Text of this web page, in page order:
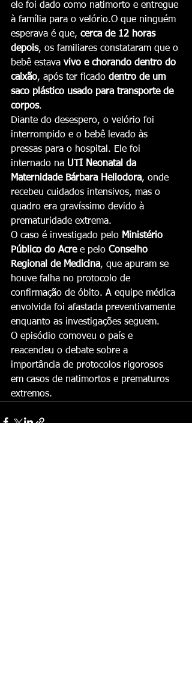
ele foi dado como natimorto e entregue
à família para o velório.O que ninguém
esperava é que, cerca de 12 horas
depois, os familiares constataram que o
bebê estava vivo e chorando dentro do
caixão, após ter ficado dentro de um
saco plástico usado para transporte de
corpos.
Diante do desespero, o velório foi
interrompido e o bebê levado às
pressas para o hospital. Ele foi
internado na UTI Neonatal da
Maternidade Bárbara Heliodora, onde
recebeu cuidados intensivos, mas o
quadro era gravíssimo devido à
prematuridade extrema.
O caso é investigado pelo Ministério
Público do Acre e pelo Conselho
Regional de Medicina, que apuram se
houve falha no protocolo de
confirmação de óbito. A equipe médica
envolvida foi afastada preventivamente
enquanto as investigações seguem.
O episódio comoveu o país e
reacendeu o debate sobre a
importância de protocolos rigorosos
em casos de natimortos e prematuros
extremos.